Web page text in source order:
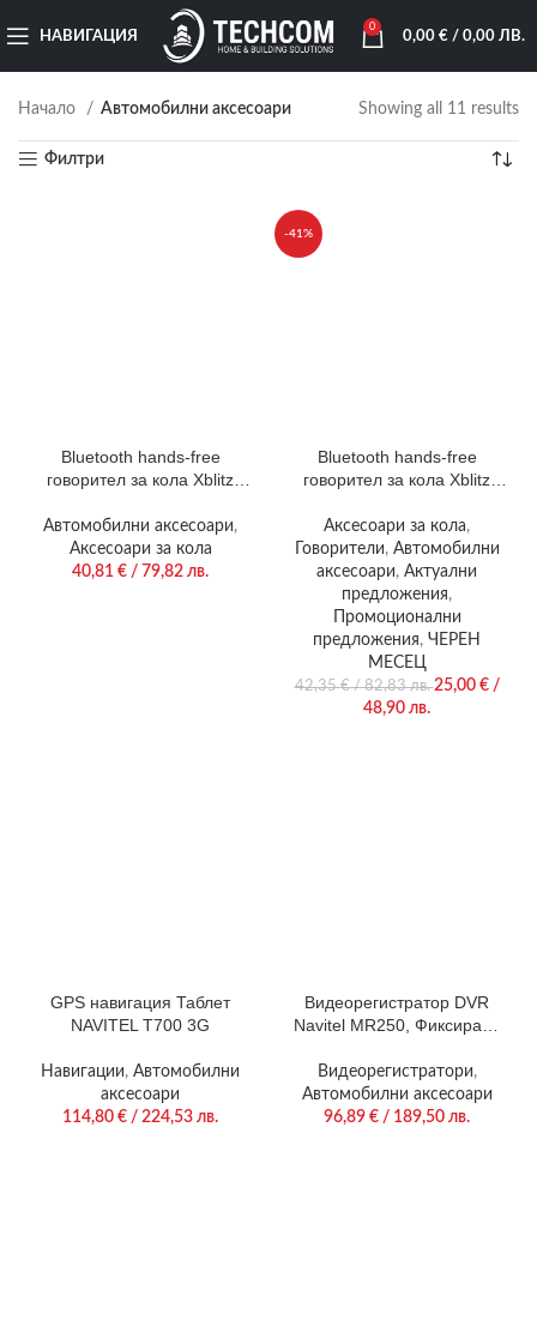
НАВИГАЦИЯ
0
0,00 €/ 0,00 ЛВ.
Начало Автомобилни аксесоари Showing all 11 results
Филтри
Bluetooth hands-free
говорител за кола Xblitz
Автомобилни аксесоари,
Аксесоари за кола
40,81 € / 79,82 лв.
-41%
Bluetooth hands-free
говорител за кола Xblitz
Microphone, Siri, Черен
Аксесоари за кола,
Говорители, Автомобилни
аксесоари, Актуални
предложения,
Промоционални
предложения, ЧЕРЕН
МЕСЕЦ
42,35€/ 82,83 лв.25,00 €/
48,90 лв.
GPS навигация Таблет
NAVITEL T700 3G
Навигации, Автомобилни
аксесоари
114,80 € / 224,53 лв.
Видеорегистратор DVR
Navitel MR250, Фиксиране
виждане, 5″ екран
Видеорегистратори,
Автомобилни аксесоари
96,89 € / 189,50 лв.